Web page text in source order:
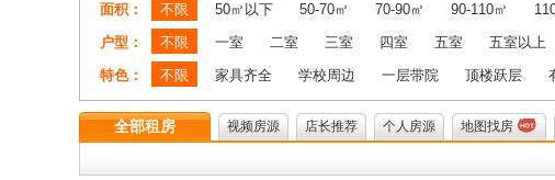
面积：
不限 50㎡以下 50-70㎡ 70-90㎡ 90-110㎡
户型：
不限 一室 二室 三室 四室 五室
五室以上
特色：
不限 家具齐全 学校周边 一层带院 顶楼跃层
全部租房 视频房源 店长推荐 个人房源 地图找房